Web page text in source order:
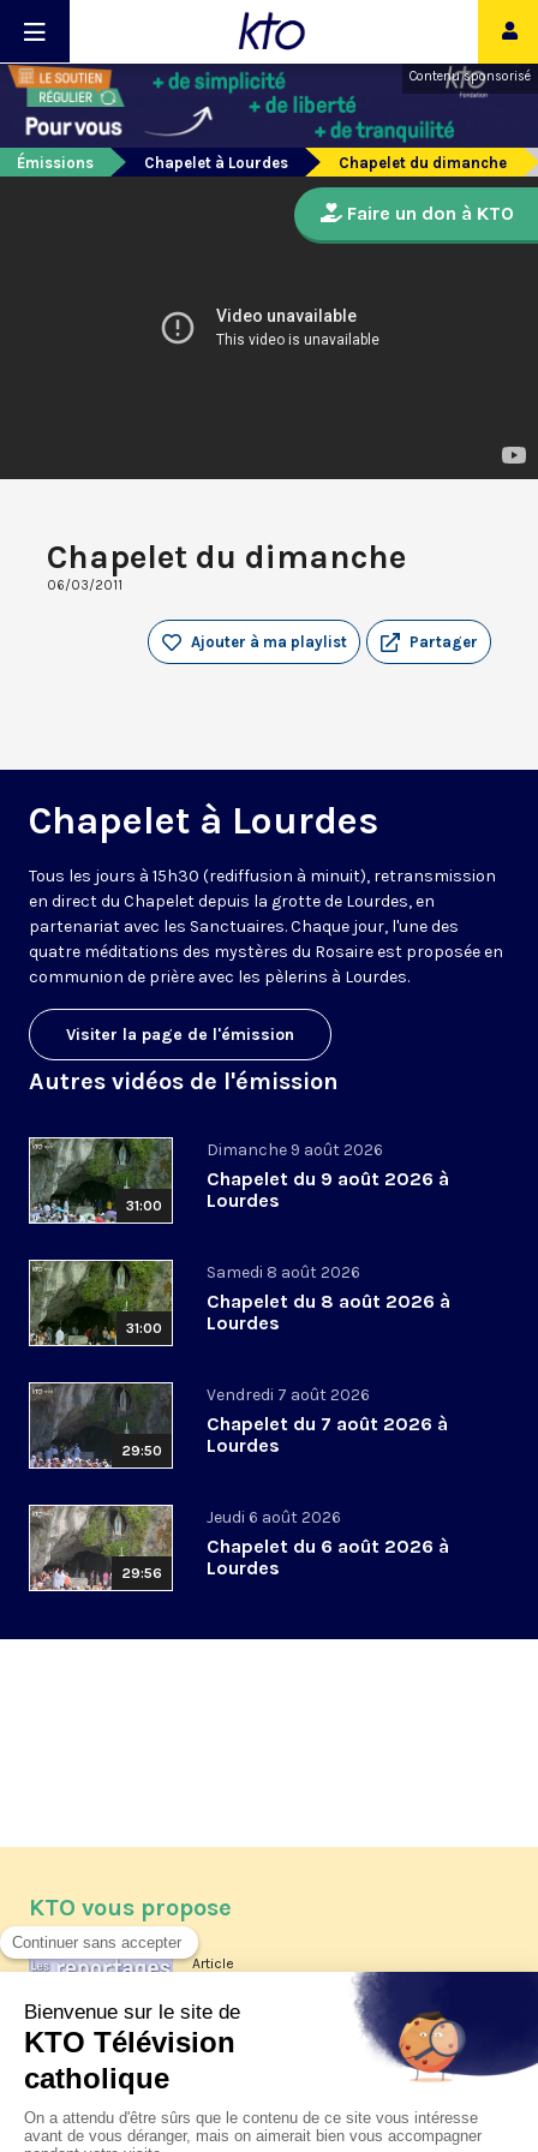
Contenu sponsorisé
Émissions Chapelet à Lourdes Chapelet du dimanche
Chapelet du dimanche
06/03/2011
Partager
Ajouter à ma playlist
Chapelet à Lourdes
Tous les jours à 15h30 (rediffusion à minuit), retransmission
en direct du Chapelet depuis la grotte de Lourdes, en
partenariat avec les Sanctuaires. Chaque jour, l'une des
quatre méditations des mystères du Rosaire est proposée en
communion de prière avec les pèlerins à Lourdes.
Visiter la page de l'émission
Autres vidéos de l'émission
31:00
Dimanche 9 août 2026
Chapelet du 9 août 2026 à
Lourdes
31:00
Samedi 8 août 2026
Chapelet du 8 août 2026 à
Lourdes
29:50
Vendredi 7 août 2026
Chapelet du 7 août 2026 à
Lourdes
29:56
Jeudi 6 août 2026
Chapelet du 6 août 2026 à
Lourdes
Faire un don à KTO
KTO vous propose
Article
Les reportages d'été 2026 de KTO
XIV à Assise à suivre sur KTO le
jeudi 6 août